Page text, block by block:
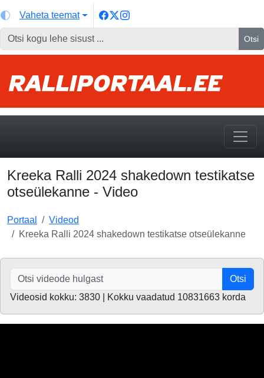
Vaheta teemat
Otsi
Kreeka Ralli 2024 shakedown testikatse
otseülekanne - Video
Portaal
Videod
Kreeka Ralli 2024 shakedown testikatse otseülekanne
Otsi
Videosid kokku: 3830 | Kokku vaadatud 10831663 korda